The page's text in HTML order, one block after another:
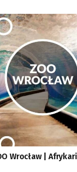
Wrocław |